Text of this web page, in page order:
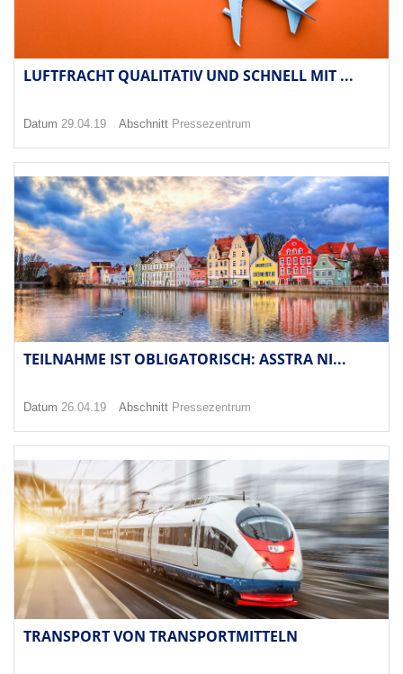
LUFTFRACHT QUALITATIV UND SCHNELL MIT ...
Datum 29.04.19 Abschnitt Pressezentrum
TEILNAHME IST OBLIGATORISCH: ASSTRA NI...
Datum 26.04.19 Abschnitt Pressezentrum
TRANSPORT VON TRANSPORTMITTELN